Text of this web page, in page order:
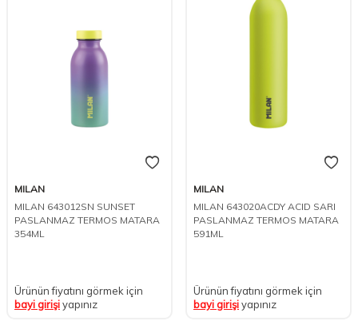
MILAN
MILAN 643012SN SUNSET
PASLANMAZ TERMOS MATARA
354ML
Ürünün fiyatını görmek için
bayi girişiyapınız
MILAN
MILAN 643020ACDY ACID SARI
PASLANMAZ TERMOS MATARA
591ML
Ürünün fiyatını görmek için
bayi girişiyapınız